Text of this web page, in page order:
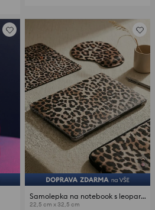
Samolepka na notebook s leopardím vzorem
22,5 cm x 32,5 cm